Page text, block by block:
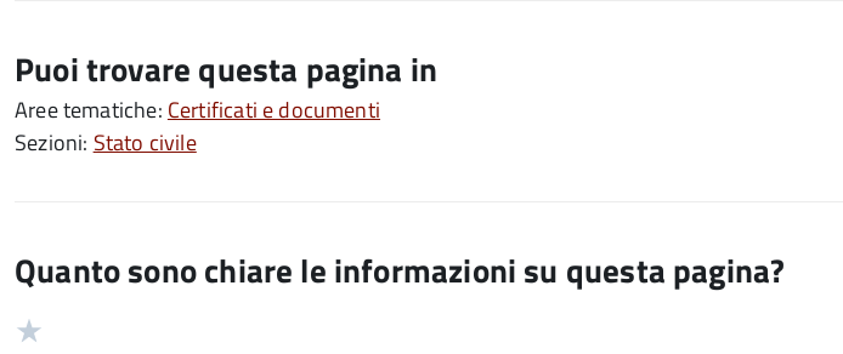
Puoi trovare questa pagina in
Aree tematiche: Certificati e documenti
Sezioni: Stato civile
Quanto sono chiare le informazioni su questa pagina?
Valutazione